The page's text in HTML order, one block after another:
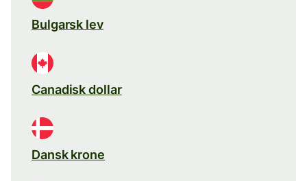
Bulgarsk lev
Canadisk dollar
Dansk krone